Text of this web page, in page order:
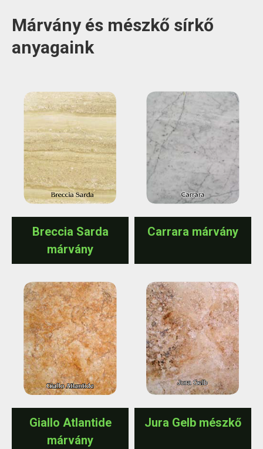
Márvány és mészkő sírkő
anyagaink
Breccia Sarda
márvány
Carrara márvány
Giallo Atlantide
márvány
Jura Gelb mészkő